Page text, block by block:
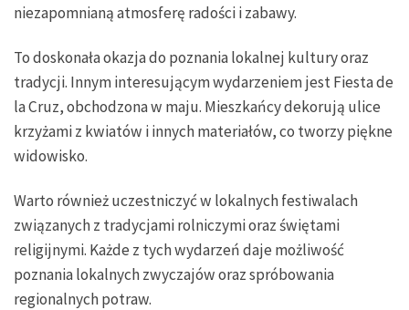
niezapomnianą atmosferę radości i zabawy.
To doskonała okazja do poznania lokalnej kultury oraz
tradycji. Innym interesującym wydarzeniem jest Fiesta de
la Cruz, obchodzona w maju. Mieszkańcy dekorują ulice
krzyżami z kwiatów i innych materiałów, co tworzy piękne
widowisko.
Warto również uczestniczyć w lokalnych festiwalach
związanych z tradycjami rolniczymi oraz świętami
religijnymi. Każde z tych wydarzeń daje możliwość
poznania lokalnych zwyczajów oraz spróbowania
regionalnych potraw.